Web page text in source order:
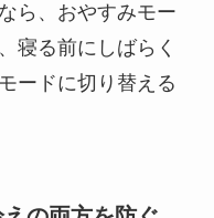
ら、おやすみモー
寝る前にしばらく
ードに切り替える